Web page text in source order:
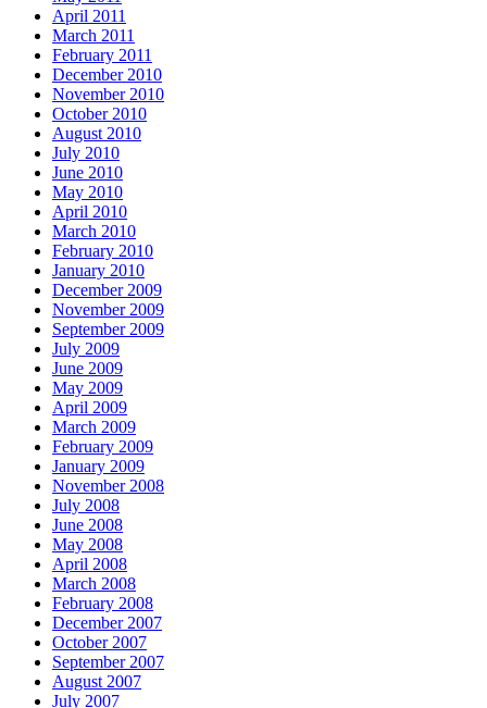
April 2011
March 2011
February 2011
December 2010
November 2010
October 2010
August 2010
July 2010
June 2010
May 2010
April 2010
March 2010
February 2010
January 2010
December 2009
November 2009
September 2009
July 2009
June 2009
May 2009
April 2009
March 2009
February 2009
January 2009
November 2008
July 2008
June 2008
May 2008
April 2008
March 2008
February 2008
December 2007
October 2007
September 2007
August 2007
July 2007